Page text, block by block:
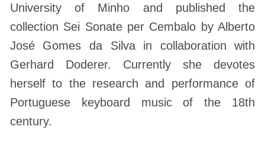
University of Minho and published the
collection Sei Sonate per Cembalo by Alberto
José Gomes da Silva in collaboration with
Gerhard Doderer. Currently she devotes
herself to the research and performance of
Portuguese keyboard music of the 18th
century.